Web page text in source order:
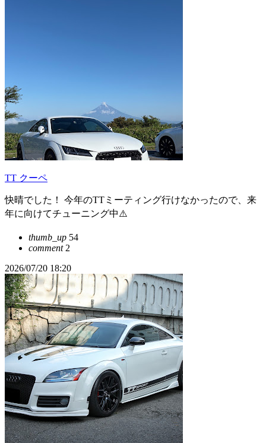
TT クーペ
快晴でした！ 今年のTTミーティング行けなかったので、来
年に向けてチューニング中⚠️
thumb_up 54
comment2
2026/07/20 18:20